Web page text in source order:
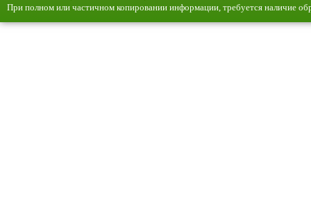
При полном или частичном копировании информации, требуется наличие